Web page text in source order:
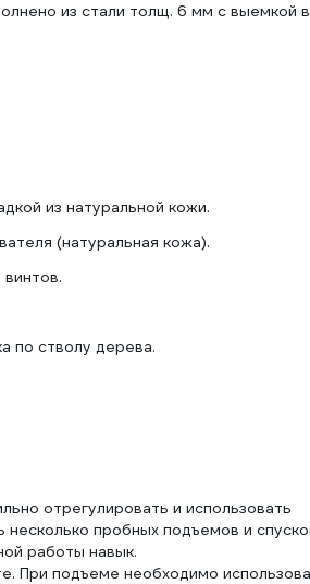
из стали толщ. 6 мм с выемкой в
из натуральной кожи.
(натуральная кожа).
по стволу дерева.
отрегулировать и использовать
пробных подъемов и
работы навык.
При подъеме необходимо